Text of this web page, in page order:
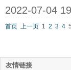
2022-07-04
首页 上一页 1 2 3 4 5
友情链接